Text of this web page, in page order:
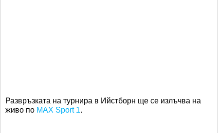
Развръзката на турнира в Ийстборн ще се излъчва на
живо по MAX Sport 1.